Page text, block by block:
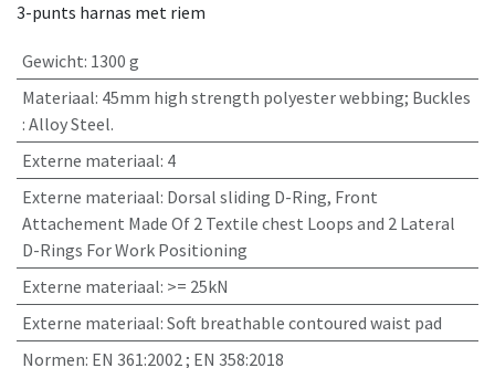
3-punts harnas met riem
Gewicht: 1300 g
Materiaal: 45mm high strength polyester webbing; Buckles
: Alloy Steel.
Externe materiaal: 4
Externe materiaal: Dorsal sliding D-Ring, Front
Attachement Made Of 2 Textile chest Loops and 2 Lateral
D-Rings For Work Positioning
Externe materiaal: >= 25kN
Externe materiaal: Soft breathable contoured waist pad
Normen: EN 361:2002 ; EN 358:2018